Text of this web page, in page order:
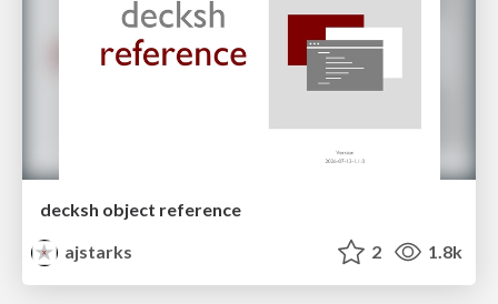
decksh object reference
ajstarks
2 1.8k